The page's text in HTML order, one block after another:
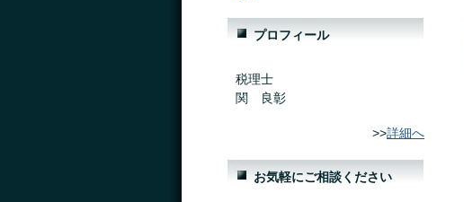
プロフィール
税理士
関 良彰
>>詳細へ
お気軽にご相談ください